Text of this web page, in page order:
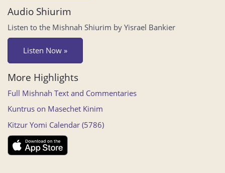
Audio Shiurim
Listen to the Mishnah Shiurim by Yisrael Bankier
Listen Now »
More Highlights
Full Mishnah Text and Commentaries
Kuntrus on Masechet Kinim
Kitzur Yomi Calendar (5786)